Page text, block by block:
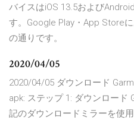
バイスはiOS 13.5および
す。Google Play・App Store
の通りです。
2020/04/05
2020/04/05 ダウンロード
apk: ステップ 1: ダウンロード
記のダウンロードミラーを使